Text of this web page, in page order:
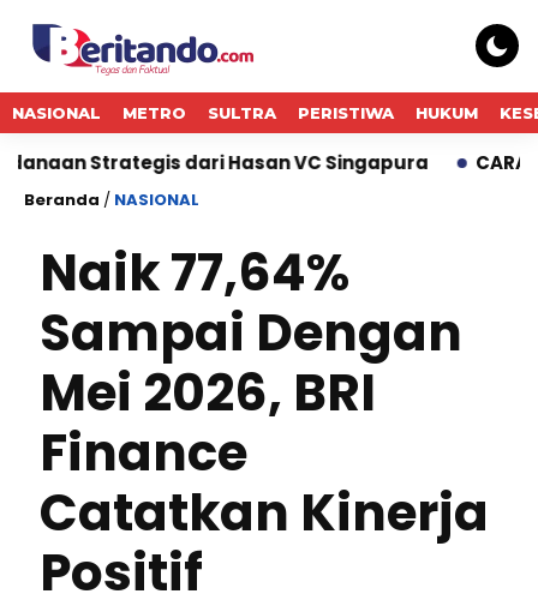
NASIONAL METRO SULTRA PERISTIWA HUKUM
Strategis dari Hasan VC Singapura CARA GADAI
Beranda / NASIONAL
Naik 77,64%
Sampai Dengan
Mei 2026, BRI
Finance
Catatkan Kinerja
Positif